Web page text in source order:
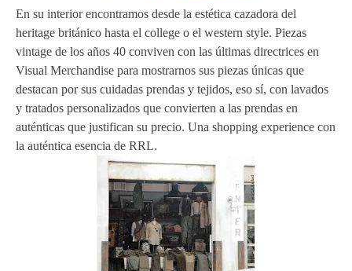
En su interior encontramos desde la estética cazadora del
heritage británico hasta el college o el western style. Piezas
vintage de los años 40 conviven con las últimas directrices en
Visual Merchandise para mostrarnos sus piezas únicas que
destacan por sus cuidadas prendas y tejidos, eso sí, con lavados
y tratados personalizados que convierten a las prendas en
auténticas que justifican su precio. Una shopping experience con
la auténtica esencia de RRL.